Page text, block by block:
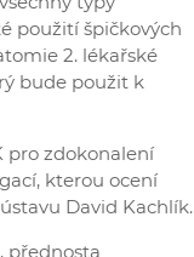
použití špičkových
2. lékařské
bude použit k
pro zdokonalení
kterou ocení
David Kachlík.
přednosta